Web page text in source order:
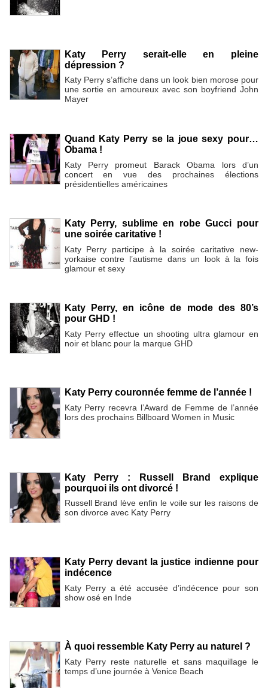
Katy Perry serait-elle en pleine
dépression ?
Katy Perry s’affiche dans un look bien morose pour
une sortie en amoureux avec son boyfriend John
Mayer
Quand Katy Perry se la joue sexy pour…
Obama !
Katy Perry promeut Barack Obama lors d’un
concert en vue des prochaines élections
présidentielles américaines
Katy Perry, sublime en robe Gucci pour
une soirée caritative !
Katy Perry participe à la soirée caritative new-
yorkaise contre l’autisme dans un look à la fois
glamour et sexy
Katy Perry, en icône de mode des 80’s
pour GHD !
Katy Perry effectue un shooting ultra glamour en
noir et blanc pour la marque GHD
Katy Perry couronnée femme de l’année !
Katy Perry recevra l’Award de Femme de l’année
lors des prochains Billboard Women in Music
Katy Perry : Russell Brand explique
pourquoi ils ont divorcé !
Russell Brand lève enfin le voile sur les raisons de
son divorce avec Katy Perry
Katy Perry devant la justice indienne pour
indécence
Katy Perry a été accusée d’indécence pour son
show osé en Inde
À quoi ressemble Katy Perry au naturel ?
Katy Perry reste naturelle et sans maquillage le
temps d’une journée à Venice Beach